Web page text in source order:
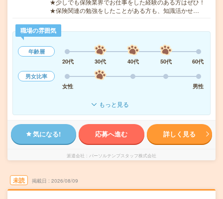
★少しでも保険業界でお仕事をした経験のある方はぜひ！
★保険関連の勉強をしたことがある方も、知識活かせ…
職場の雰囲気
年齢層
20代
30代 40代 50代
60代
男女比率
女性
男性
もっと見る
気になる! 応募へ進む 詳しく見る
派遣会社 パーソルテンプスタッフ株式会社
未読 掲載日 2026/08/09